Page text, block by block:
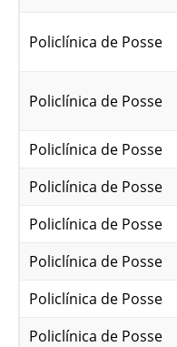
Policlínica de Posse
Policlínica de Posse
Policlínica de Posse
Policlínica de Posse
Policlínica de Posse
Policlínica de Posse
Policlínica de Posse
Policlínica de Posse